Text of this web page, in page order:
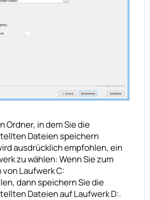
Ordner, in dem Sie die
Dateien speichern
ausdrücklich empfohlen, ein
zu wählen: Wenn Sie zum
Laufwerk C:
dann speichern Sie die
Dateien auf Laufwerk D:.